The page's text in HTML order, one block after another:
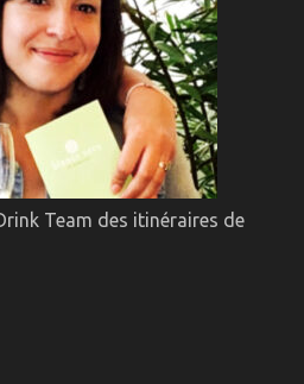
Team des itinéraires de